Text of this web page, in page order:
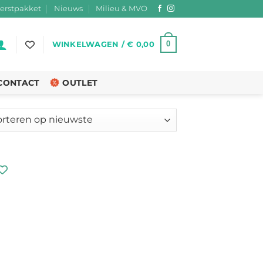
Nieuws Milieu & MVO
WINKELWAGEN /€ 0,00 0
OUTLET